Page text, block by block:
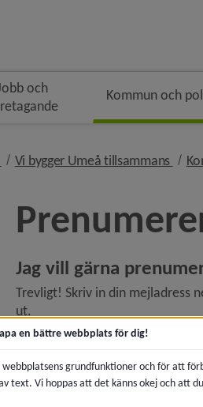
och
Kommun och
nivå i brödsmulenavigeringen
Vi bygger Umeå tillsammans nivå
Att leda omställning
Jag vill gärna
Trevligt! Skriv in din mejladress
ut.
en bättre webbplats för dig!
webbplatsens grundfunktioner och för att
text. Vi hoppas att det känns okej och att